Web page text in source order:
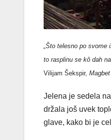
„Što telesno po svome
to rasplinu se kô dah
Vilijam Šekspir, Magbet
Jelena je sedela
držala još uvek
glave, kako bi je